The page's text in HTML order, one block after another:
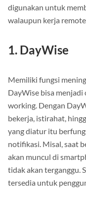
digunakan untuk
walaupun kerja
1. DayWise
Memiliki fungsi
DayWise bisa
working. Dengan
bekerja, istirahat,
yang diatur itu
notifikasi. Misal, saat
akan muncul di
tidak akan terganggu.
tersedia untuk